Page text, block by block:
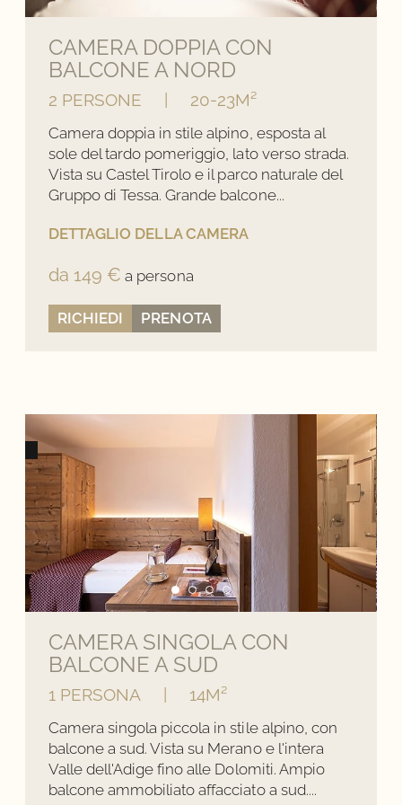
CAMERA DOPPIA CON
BALCONE A NORD
2 PERSONE 20-23M²
Camera doppia in stile alpino, esposta al
sole del tardo pomeriggio, lato verso strada.
Vista su Castel Tirolo e il parco naturale del
Gruppo di Tessa. Grande balcone...
DETTAGLIO DELLA CAMERA
da 149 € a persona
RICHIEDI PRENOTA
CAMERA SINGOLA CON
BALCONE A SUD
1 PERSONA | 14M²
Camera singola piccola in stile alpino, con
balcone a sud. Vista su Merano e l'intera
Valle dell'Adige fino alle Dolomiti. Ampio
balcone ammobiliato affacciato a sud....
Disponibilità aggiornate
Check-out tardivo (a
seconda della
PRENOTA ORA